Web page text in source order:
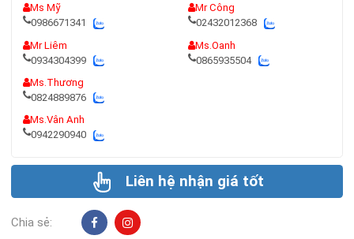
Ms Mỹ
0986671341
Mr Liêm
0934304399
Ms.Thương
0824889876
Ms.Vân Anh
0942290940
Mr Công
02432012368
Ms.Oanh
0865935504
Liên hệ nhận giá tốt
Chia sẻ: